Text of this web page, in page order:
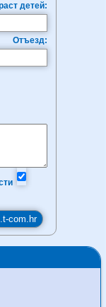
детей:
Отъезд: